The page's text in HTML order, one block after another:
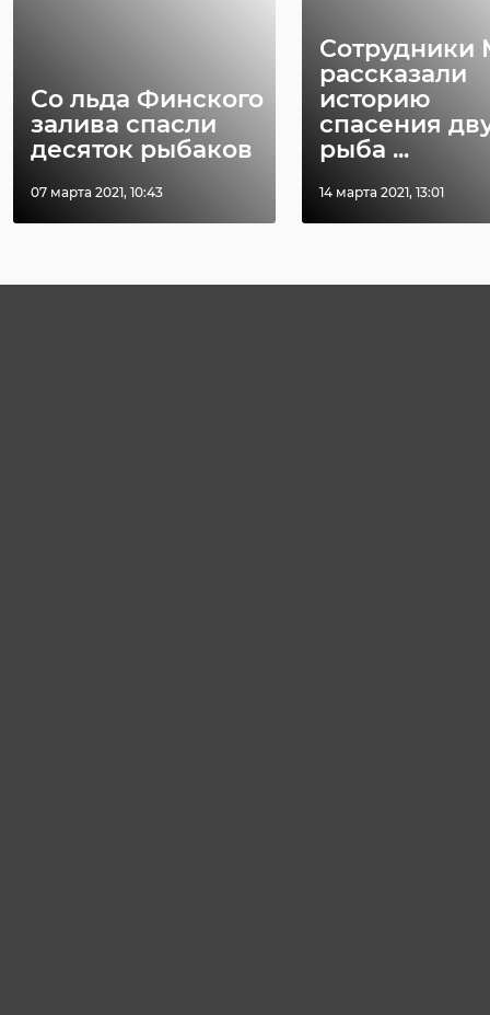
Со льда Финского
залива спасли
десяток рыбаков
07 марта 2021, 10:43
Сотрудники
рассказали
историю
спасения
рыба ...
14 марта 2021, 13:01